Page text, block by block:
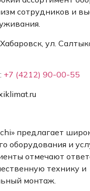
сотрудников и
Хабаровск, ул.
: +7 (4212) 90-00-55
предлагает
оборудования и
отмечают
технику и
монтаж.